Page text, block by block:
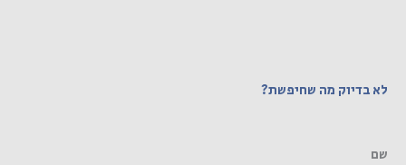
לא בדיוק מה שחיפשת?
שם